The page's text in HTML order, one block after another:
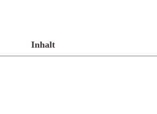
Inhalt